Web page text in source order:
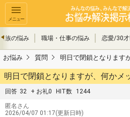
メニュー
族の悩み 職場・仕事の悩み 恋愛/30
お悩み 質問 明日で閉鎖となります
明日で閉鎖となりますが、何かメ
回答 32 + お礼0 HIT数 1244
匿名さん
2026/04/07 01:17(更新日時)